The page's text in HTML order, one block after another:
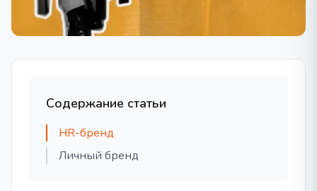
Содержание статьи
HR-бренд
Личный бренд